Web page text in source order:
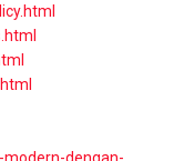
dengan-